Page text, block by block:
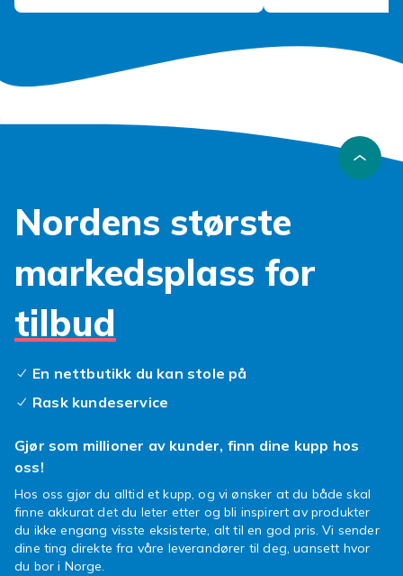
Nordens største
markedsplass for
tilbud
En nettbutikk du kan stole på
Rask kundeservice
Gjør som millioner av kunder, finn dine kupp hos
oss!
Hos oss gjør du alltid et kupp, og vi ønsker at du både skal
finne akkurat det du leter etter og bli inspirert av produkter
du ikke engang visste eksisterte, alt til en god pris. Vi sender
dine ting direkte fra våre leverandører til deg, uansett hvor
du bor i Norge.